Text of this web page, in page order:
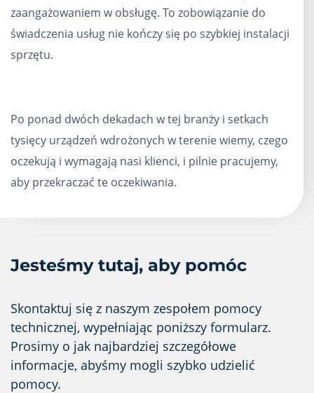
zaangażowaniem w obsługę. To zobowiązanie do
świadczenia usług nie kończy się po szybkiej instalacji
sprzętu.
Po ponad dwóch dekadach w tej branży i setkach
tysięcy urządzeń wdrożonych w terenie wiemy, czego
oczekują i wymagają nasi klienci, i pilnie pracujemy,
aby przekraczać te oczekiwania.
Jesteśmy tutaj, aby pomóc
Skontaktuj się z naszym zespołem pomocy
technicznej, wypełniając poniższy formularz.
Prosimy o jak najbardziej szczegółowe
informacje, abyśmy mogli szybko udzielić
pomocy.